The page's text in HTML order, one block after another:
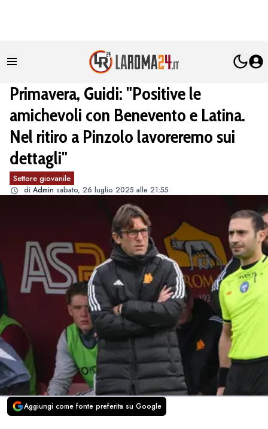
Primavera, Guidi: "Positive le
amichevoli con Benevento e Latina.
Nel ritiro a Pinzolo lavoreremo sui
dettagli"
Settore giovanile
di Admin sabato, 26 luglio 2025 alle 21:55
Aggiungi come fonte preferita su Google